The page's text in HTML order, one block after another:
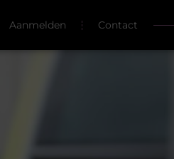
Aanmelden Contact